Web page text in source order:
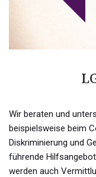
Wir beraten und
beispielsweise beim
Diskriminierung und
führende
werden auch